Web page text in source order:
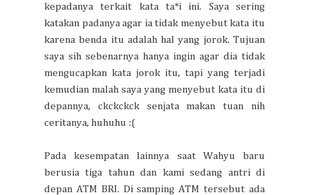
kepadanya terkait kata ta*i ini. Saya sering
katakan padanya agar ia tidak menyebut kata itu
karena benda itu adalah hal yang jorok. Tujuan
saya sih sebenarnya hanya ingin agar dia tidak
mengucapkan kata jorok itu, tapi yang terjadi
kemudian malah saya yang menyebut kata itu di
depannya, ckckckck senjata makan tuan nih
ceritanya, huhuhu :(
Pada kesempatan lainnya saat Wahyu baru
berusia tiga tahun dan kami sedang antri di
depan ATM BRI. Di samping ATM tersebut ada